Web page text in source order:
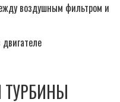
воздушным фильтром и
ТУРБИНЫ